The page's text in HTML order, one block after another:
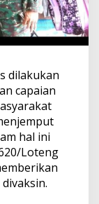
dilakukan
capaian
hal ini
Loteng